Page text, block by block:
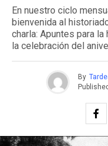
En nuestro ciclo
bienvenida al
charla: Apuntes para
la celebración del
By
Published